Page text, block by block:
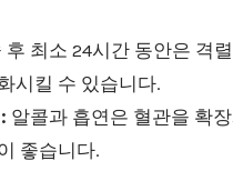
후 최소 24시간 동안은 격
시킬 수 있습니다.
알콜과 흡연은 혈관을 확
좋습니다.